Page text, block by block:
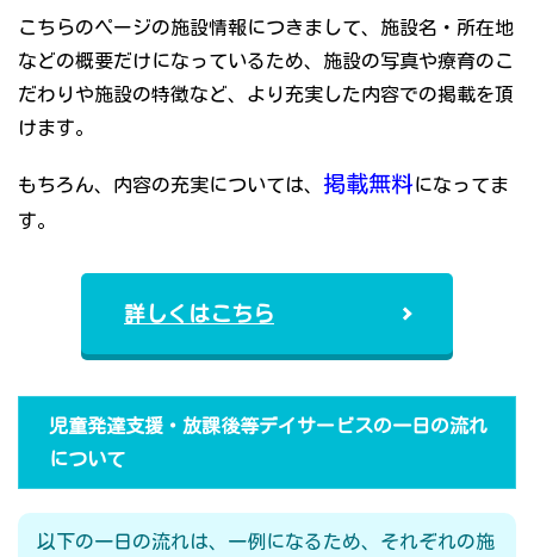
こちらのページの施設情報につきまして、施設名・所在地
などの概要だけになっているため、施設の写真や療育のこ
だわりや施設の特徴など、より充実した内容での掲載を頂
けます。
もちろん、内容の充実については、 掲載無料になってま
す。
詳しくはこちら
児童発達支援・放課後等デイサービスの一日の流れ
について
以下の一日の流れは、一例になるため、それぞれの施